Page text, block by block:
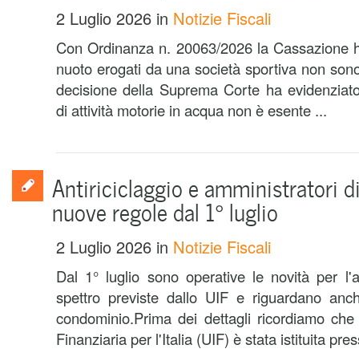
2 Luglio 2026 in Notizie Fiscali
Con Ordinanza n. 20063/2026 la Cassazione
nuoto erogati da una società sportiva non
decisione della Suprema Corte ha
di attività motorie in acqua non è esente ...
Antiriciclaggio e amministratori
nuove regole dal 1° luglio
2 Luglio 2026 in Notizie Fiscali
Dal 1° luglio sono operative le novità per
spettro previste dallo UIF e riguardano
condominio.Prima dei dettagli ricordiamo
Finanziaria per l'Italia (UIF) è stata istituita